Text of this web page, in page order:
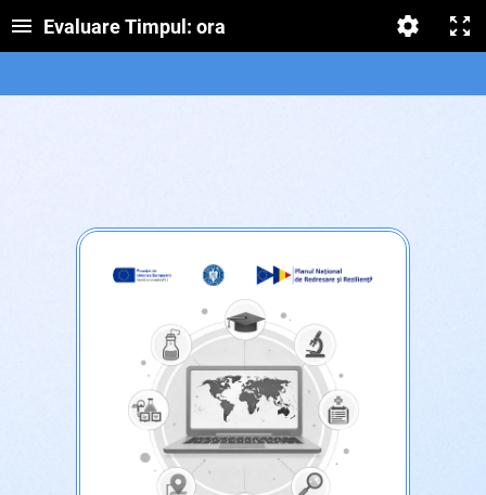
Evaluare Timpul: ora